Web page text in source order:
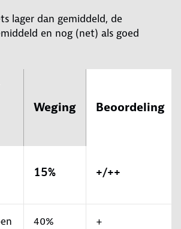
lager dan gemiddeld, de
en nog (net) als goed
Weging Beoordeling
15% +/++
40% +